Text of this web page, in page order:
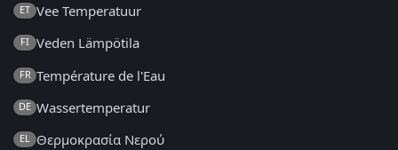
ET Vee Temperatuur
FI Veden Lämpötila
FR Température de l'Eau
DE Wassertemperatur
EL Θερμοκρασία Νερού